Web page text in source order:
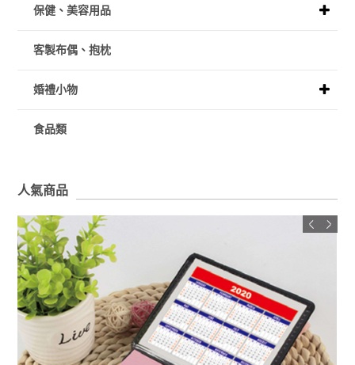
保健、美容用品
客製布偶、抱枕
婚禮小物
食品類
人氣商品